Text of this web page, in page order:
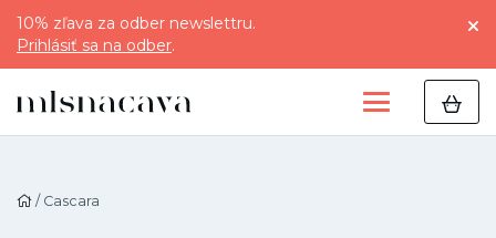
10% zľava za odber newslettru.
Prihlásiť sa na odber.
/ Cascara